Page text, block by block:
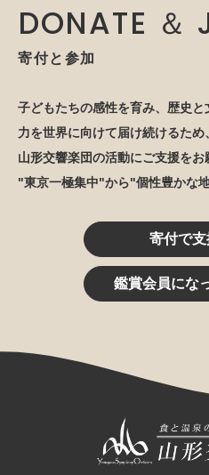
DONATE ＆
寄付と参加
子どもたちの感性を育み、歴史
力を世界に向けて届け続けるため、
山形交響楽団の活動にご支援をお
"東京一極集中"から"個性豊かな
寄付で
鑑賞会員にな